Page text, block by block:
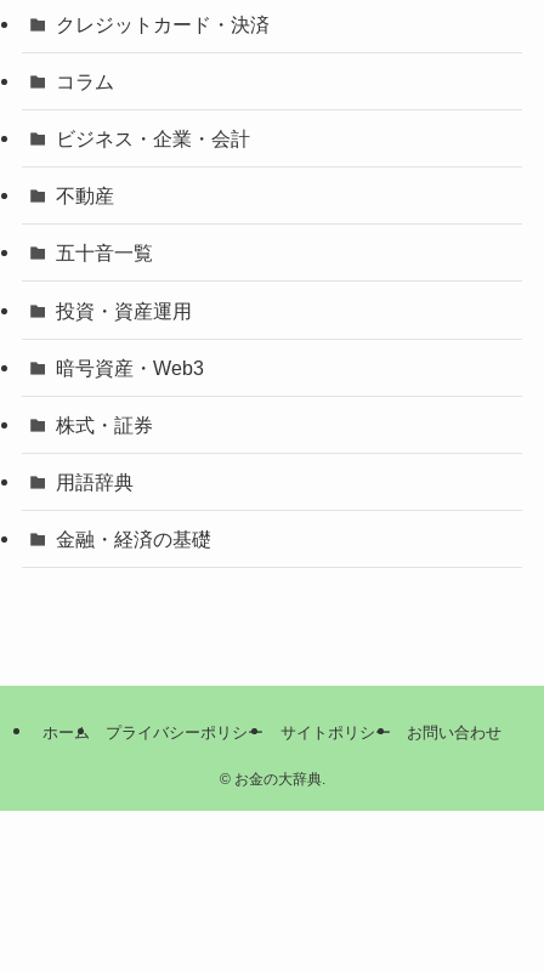
クレジットカード・決済
コラム
ビジネス・企業・会計
不動産
五十音一覧
投資・資産運用
暗号資産・Web3
株式・証券
用語辞典
金融・経済の基礎
ホーム プライバシーポリシー サイトポリシー お問い合わせ
©お金の大辞典.